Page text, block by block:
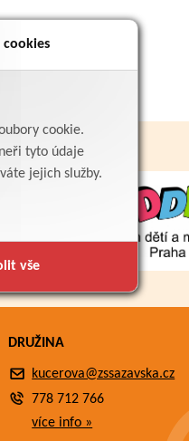
cookies
cookie.
tyto údaje
jejich služby.
vše
DRUŽINA
kucerova@zssazavska.cz
778 712 766
více info »